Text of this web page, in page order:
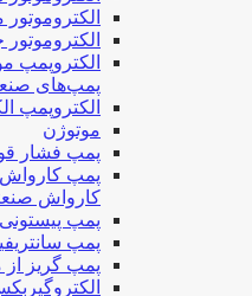
الکتروپمپ
پمپ‌های
الکتروپمپ
موتوژن
پمپ فشار
پمپ کارواش
کارواش
پمپ پیستونی
پمپ
پمپ گریز از